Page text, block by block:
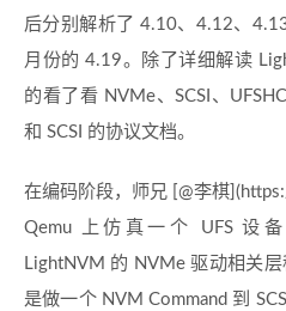
后分别解析了 4.10、4.12、
月份的 4.19。除了详细解读
的看了看 NVMe、SCSI、
和 SCSI 的协议文档。
在编码阶段，师兄 [@李棋]
Qemu 上仿真一个 UFS 设
LightNVM 的 NVMe 驱动相关
是做一个 NVM Command 到